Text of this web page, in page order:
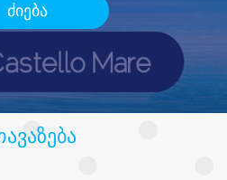
ძიება